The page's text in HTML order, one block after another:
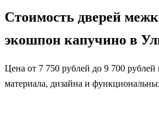
Стоимость дверей
экошпон капучино в
Цена от 7 750 рублей до 9 700 рублей
материала, дизайна и